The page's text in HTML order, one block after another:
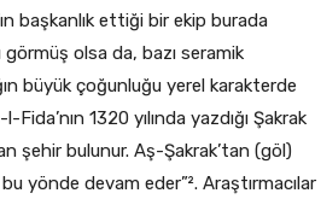
başkanlık ettiği bir ekip burada
görmüş olsa da, bazı seramik
büyük çoğunluğu yerel karakterde
1320 yılında yazdığı Şakrak
şehir bulunur. Aş-Şakrak’tan (göl)
yönde devam eder”². Araştırmacılar